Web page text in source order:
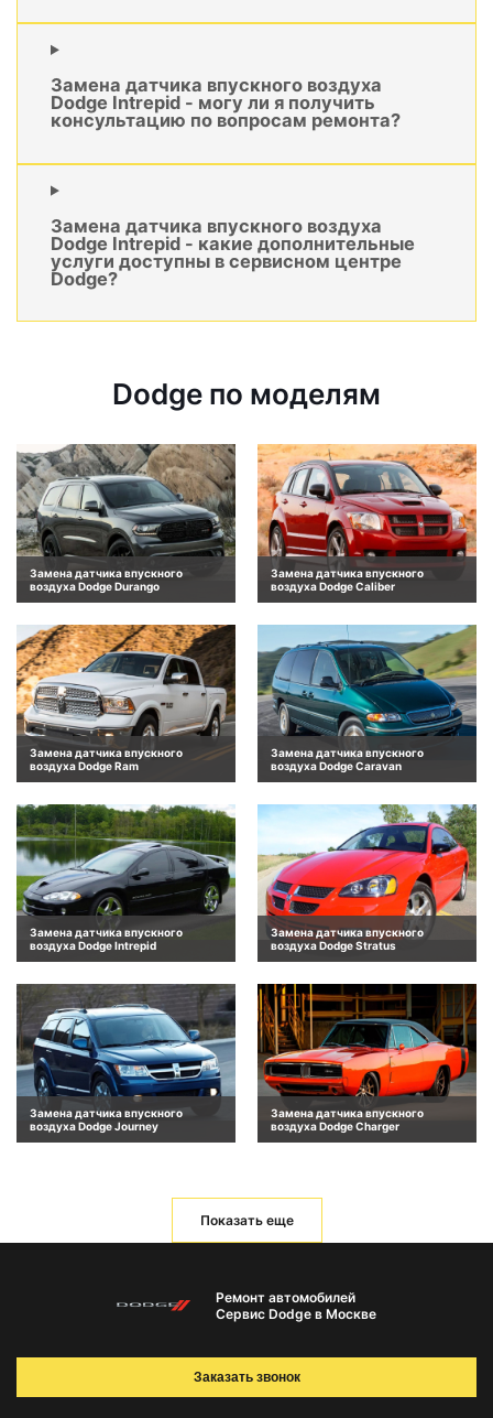
Замена датчика впускного воздуха
Dodge Intrepid - могу ли я получить
консультацию по вопросам ремонта?
Замена датчика впускного воздуха
Dodge Intrepid - какие дополнительные
услуги доступны в сервисном центре
Dodge?
Dodge по моделям
Замена датчика впускного
воздуха Dodge Durango
Замена датчика впускного
воздуха Dodge Caliber
Замена датчика впускного
воздуха Dodge Ram
Замена датчика впускного
воздуха Dodge Caravan
Замена датчика впускного
воздуха Dodge Intrepid
Замена датчика впускного
воздуха Dodge Stratus
Замена датчика впускного
воздуха Dodge Journey
Замена датчика впускного
воздуха Dodge Charger
Показать еще
Ремонт автомобилей
Сервис Dodge в Москве
Заказать звонок